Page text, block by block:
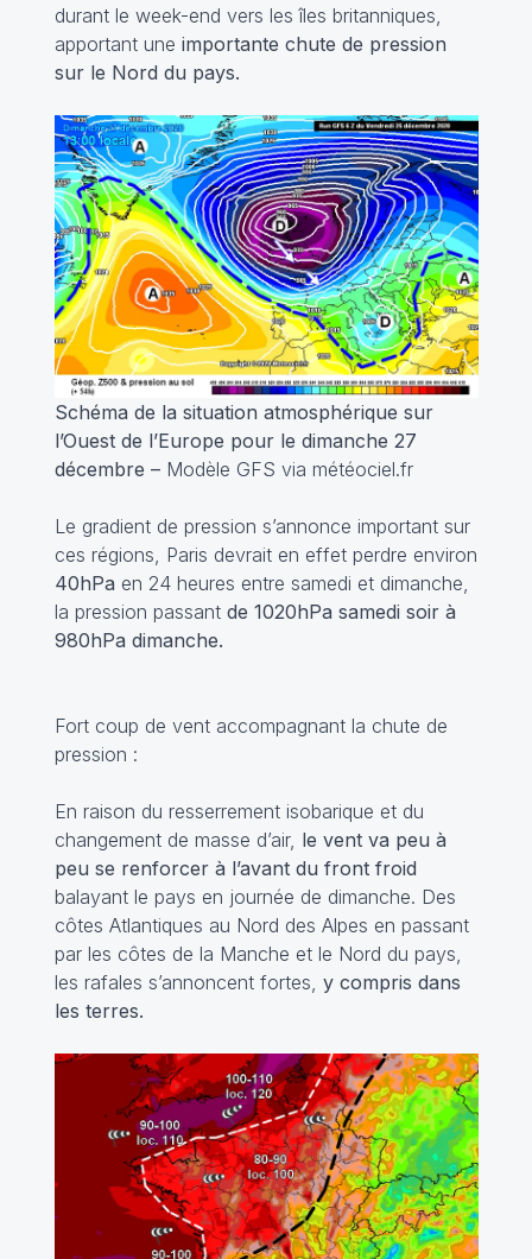
durant le week-end vers les îles britanniques,
apportant une importante chute de pression
sur le Nord du pays.
Schéma de la situation atmosphérique sur
l’Ouest de l’Europe pour le dimanche 27
décembre –Modèle GFS via météociel.fr
Le gradient de pression s’annonce important sur
ces régions, Paris devrait en effet perdre environ
40hPa en 24 heures entre samedi et dimanche,
la pression passant de 1020hPa samedi soir à
980hPa dimanche.
Fort coup de vent accompagnant la chute de
pression :
En raison du resserrement isobarique et du
changement de masse d’air, le vent va peu à
peu se renforcer à l’avant du front froid
balayant le pays en journée de dimanche. Des
côtes Atlantiques au Nord des Alpes en passant
par les côtes de la Manche et le Nord du pays,
les rafales s’annoncent fortes, y compris dans
les terres.